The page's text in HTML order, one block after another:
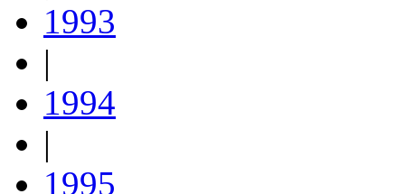
1993
|
1994
|
1995